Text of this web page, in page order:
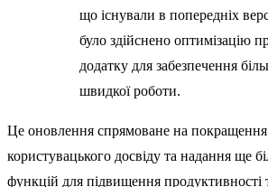
що існували в попередніх
було здійснено оптимізацію
додатку для забезпечення
швидкої роботи.
Це оновлення спрямоване на покращення
користувацького досвіду та надання ще
функцій для підвищення продуктивності